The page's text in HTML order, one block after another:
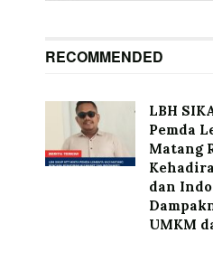
RECOMMENDED
LBH
Pemda
Matang
dan
UMKM